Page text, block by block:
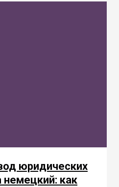
юридических
немецкий: как